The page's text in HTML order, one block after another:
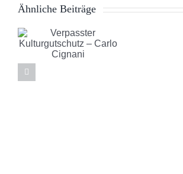
Ähnliche Beiträge